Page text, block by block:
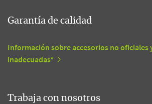
Garantía de calidad
Información sobre accesorios no oficiales
inadecuadas*
Trabaja con nosotros